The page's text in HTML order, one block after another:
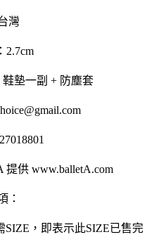
灣
2.7cm
墊一副 + 防塵套
提供 www.balletA.com
：
SIZE，即表示此SIZE已售完